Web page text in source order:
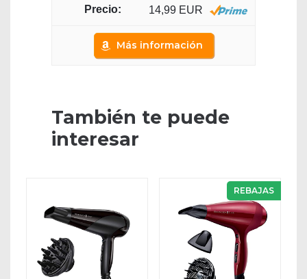
14,99 EUR
Más información
También te puede
interesar
REBAJAS